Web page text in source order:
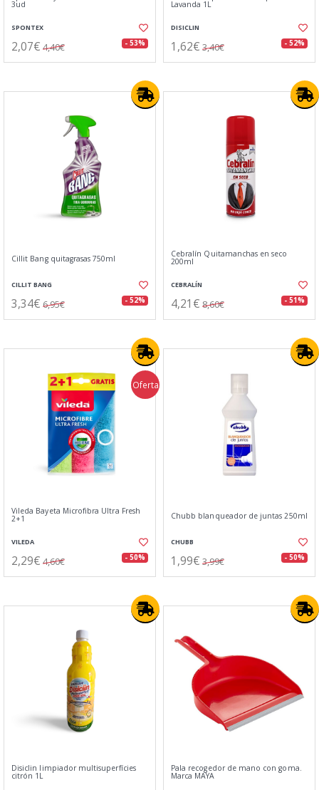
3ud
SPONTEX
2,07€ 4,40€ - 53%
Lavanda 1L
DISICLIN
1,62€ 3,40€ - 52%
Cillit Bang quitagrasas 750ml
CILLIT BANG
3,34€ 6,95€ - 52%
Cebralín Quitamanchas en seco
200ml
CEBRALÍN
4,21€ 8,60€ - 51%
Oferta
Vileda Bayeta Microfibra Ultra Fresh
2+1
VILEDA
2,29€ 4,60€ - 50%
Chubb blanqueador de juntas 250ml
CHUBB
1,99€ 3,99€ - 50%
Disiclin limpiador multisuperfícies
citrón 1L
Pala recogedor de mano con goma.
Marca MAYA